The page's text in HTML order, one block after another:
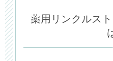
薬用リンクルス